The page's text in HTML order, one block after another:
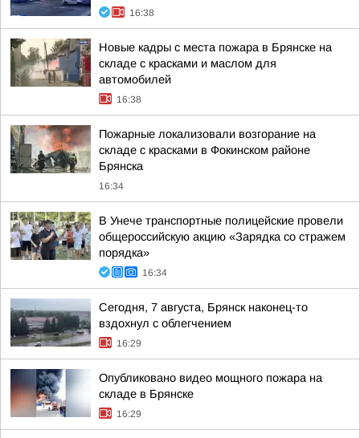
16:38
Новые кадры с места пожара в Брянске на
складе с красками и маслом для
автомобилей
16:38
Пожарные локализовали возгорание на
складе с красками в Фокинском районе
Брянска
16:34
В Унече транспортные полицейские провели
общероссийскую акцию «Зарядка со стражем
порядка»
16:34
Сегодня, 7 августа, Брянск наконец-то
вздохнул с облегчением
16:29
Опубликовано видео мощного пожара на
складе в Брянске
16:29